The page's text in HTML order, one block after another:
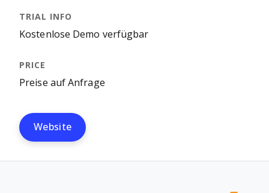
Kostenlose Demo verfügbar
Preise auf Anfrage
Website